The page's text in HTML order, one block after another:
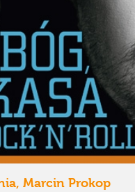
Marcin Prokop